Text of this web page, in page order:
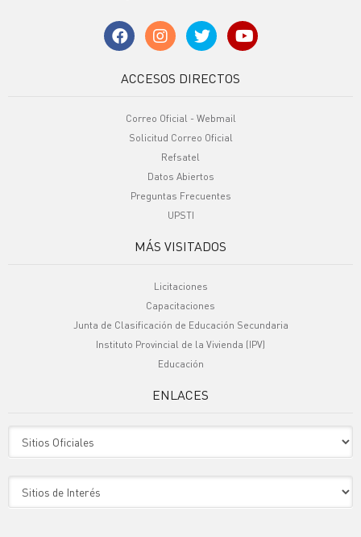
ACCESOS DIRECTOS
Correo Oficial - Webmail
Solicitud Correo Oficial
Refsatel
Datos Abiertos
Preguntas Frecuentes
UPSTI
MÁS VISITADOS
Licitaciones
Capacitaciones
Junta de Clasificación de Educación Secundaria
Instituto Provincial de la Vivienda (IPV)
Educación
ENLACES